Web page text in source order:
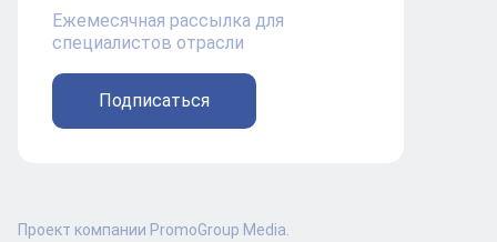
Ежемесячная рассылка для
специалистов отрасли
Подписаться
Проект компании PromoGroup Media.